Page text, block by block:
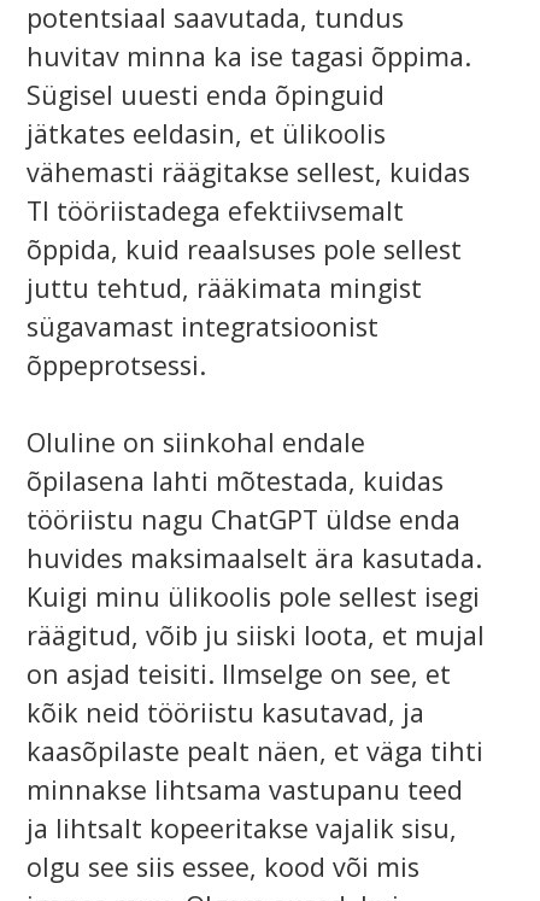
potentsiaal saavutada, tundus
huvitav minna ka ise tagasi õppima.
Sügisel uuesti enda õpinguid
jätkates eeldasin, et ülikoolis
vähemasti räägitakse sellest, kuidas
TI tööriistadega efektiivsemalt
õppida, kuid reaalsuses pole sellest
juttu tehtud, rääkimata mingist
sügavamast integratsioonist
õppeprotsessi.
Oluline on siinkohal endale
õpilasena lahti mõtestada, kuidas
tööriistu nagu ChatGPT üldse enda
huvides maksimaalselt ära kasutada.
Kuigi minu ülikoolis pole sellest isegi
räägitud, võib ju siiski loota, et mujal
on asjad teisiti. Ilmselge on see, et
kõik neid tööriistu kasutavad, ja
kaasõpilaste pealt näen, et väga tihti
minnakse lihtsama vastupanu teed
ja lihtsalt kopeeritakse vajalik sisu,
olgu see siis essee, kood või mis